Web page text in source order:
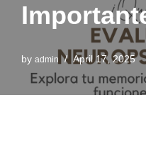
by admin April 17, 2025